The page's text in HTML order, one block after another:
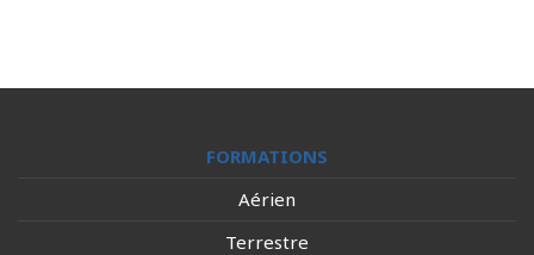
FORMATIONS
Aérien
Terrestre